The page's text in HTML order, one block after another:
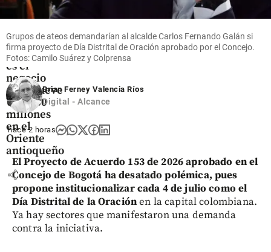
Oriente
Antioqueño
Flores que
cruzan el
cielo: así
es el
negocio
que mueve
US$ 380
millones
en el
Oriente
antioqueño
share
Grupos de ateos demandarían al alcalde Carlos Fernando Galán si
firma proyecto de Día Distrital de Oración aprobado por el Concejo.
Fotos: Camilo Suárez y Colprensa
Brian Ferney Valencia Ríos
Digital - Alcance
hace 2 horas
El Proyecto de Acuerdo 153 de 2026 aprobado en el
Concejo de Bogotá ha desatado polémica, pues
propone institucionalizar cada 4 de julio como el
Día Distrital de la Oraciónen la capital colombiana.
Ya hay sectores que manifestaron una demanda
contra la iniciativa.